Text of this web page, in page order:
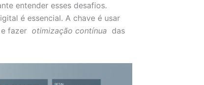
entender esses desafios.
é essencial. A chave é usar
e fazer otimização contínua das